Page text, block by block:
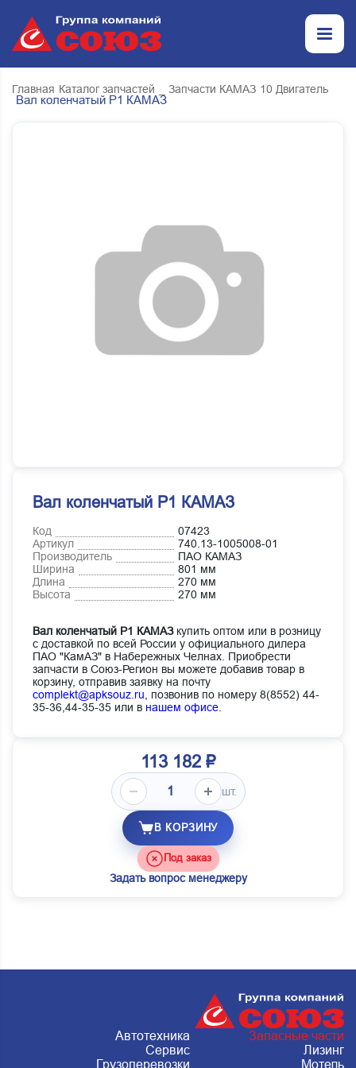
Главная Каталог запчастей _ Запчасти КАМАЗ 10 Двигатель
Вал коленчатый Р1 КАМАЗ
Вал коленчатый Р1 КАМАЗ
Код
07423
Артикул
740.13-1005008-01
Производитель
ПАО КАМАЗ
Ширина
801 мм
Длина
270 мм
Высота
270 мм
Вал коленчатый Р1 КАМАЗкупить оптом или в розницу
с доставкой по всей России у официального дилера
ПАО "КамАЗ" в Набережных Челнах. Приобрести
запчасти в Союз-Регион вы можете добавив товар в
корзину, отправив заявку на почту
complekt@apksouz.ru,
позвонив по номеру 8(8552) 44-
35-36,44-35-35 или в нашем офисе
113 182 ₽
шт.
В КОРЗИНУ
Под заказ
Задать вопрос менеджеру
Автотехника
Запасные части
Сервис
Лизинг
Грузоперевозки
Мотель